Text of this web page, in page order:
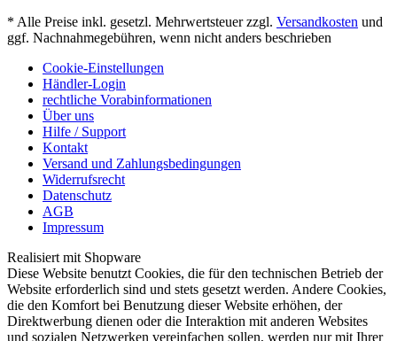
* Alle Preise inkl. gesetzl. Mehrwertsteuer zzgl. Versandkosten und
ggf. Nachnahmegebühren, wenn nicht anders beschrieben
Cookie-Einstellungen
Händler-Login
rechtliche Vorabinformationen
Über uns
Hilfe / Support
Kontakt
Versand und Zahlungsbedingungen
Widerrufsrecht
Datenschutz
AGB
Impressum
Realisiert mit Shopware
Diese Website benutzt Cookies, die für den technischen Betrieb der
Website erforderlich sind und stets gesetzt werden. Andere Cookies,
die den Komfort bei Benutzung dieser Website erhöhen, der
Direktwerbung dienen oder die Interaktion mit anderen Websites
und sozialen Netzwerken vereinfachen sollen, werden nur mit Ihrer